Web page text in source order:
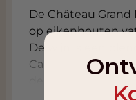
De Château
op eikenhouten
De wijn is een
Cabernet Franc.
de druivenstokken